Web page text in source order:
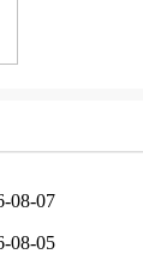
08-07
08-05